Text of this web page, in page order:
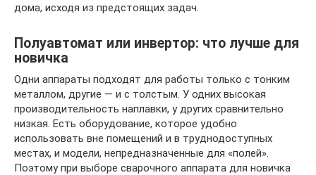
дома, исходя из предстоящих задач.
Полуавтомат или инвертор: что лучше для
новичка
Одни аппараты подходят для работы только с тонким
металлом, другие — и с толстым. У одних высокая
производительность наплавки, у других сравнительно
низкая. Есть оборудование, которое удобно
использовать вне помещений и в труднодоступных
местах, и модели, непредназначенные для «полей».
Поэтому при выборе сварочного аппарата для новичка